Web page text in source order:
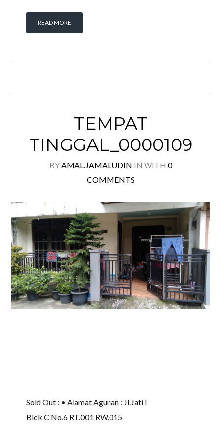
READ MORE
TEMPAT
TINGGAL_0000109
BYAMAL.JAMALUDIN IN WITH 0
COMMENTS
Sold Out : • Alamat Agunan : Jl.Jati I
Blok C No.6 RT.001 RW.015